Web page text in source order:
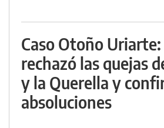
Caso Otoño Uriarte:
rechazó las quejas
y la Querella y
absoluciones